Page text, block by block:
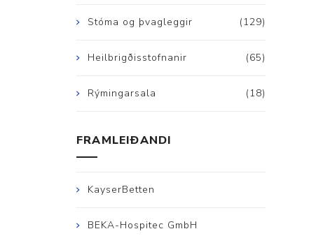
(129)
Stóma og þvagleggir
(65)
Heilbrigðisstofnanir
(18)
Rýmingarsala
FRAMLEIÐANDI
KayserBetten
BEKA-Hospitec GmbH